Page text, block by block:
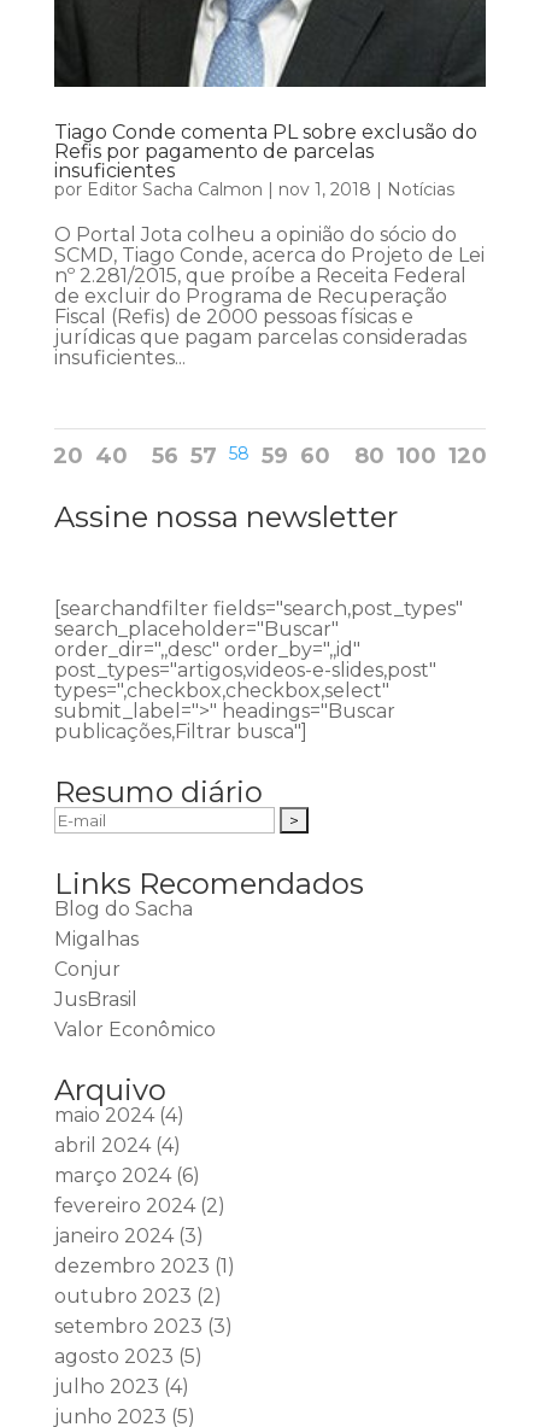
Tiago Conde comenta PL sobre exclusão do
Refis por pagamento de parcelas
insuficientes
por Editor Sacha Calmon | nov 1, 2018 | Notícias
O Portal Jota colheu a opinião do sócio do
SCMD, Tiago Conde, acerca do Projeto de Lei
nº 2.281/2015, que proíbe a Receita Federal
de excluir do Programa de Recuperação
Fiscal (Refis) de 2000 pessoas físicas e
jurídicas que pagam parcelas consideradas
insuficientes...
20 40 56 57 58 59 60 80 100 120
Assine nossa newsletter
[searchandfilter fields="search,post_types"
search_placeholder="Buscar"
order_dir=",,desc" order_by=",,id"
post_types="artigos,videos-e-slides,post"
types=",checkbox,checkbox,select"
submit_label=">" headings="Buscar
publicações,Filtrar busca"]
Resumo diário
Links Recomendados
Blog do Sacha
Migalhas
Conjur
JusBrasil
Valor Econômico
Arquivo
maio 2024(4)
abril 2024(4)
março 2024(6)
fevereiro 2024(2)
janeiro 2024(3)
dezembro 2023 (1)
outubro 2023 (2)
setembro 2023 (3)
agosto 2023 (5)
julho 2023 (4)
junho 2023 (5)